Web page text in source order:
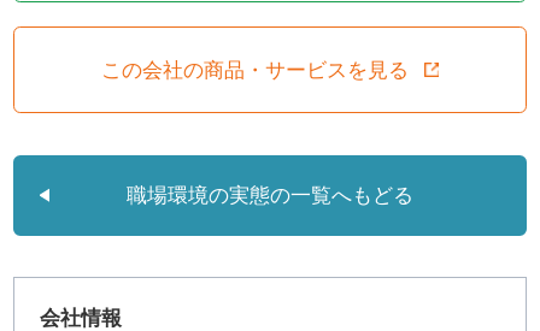
この会社の商品・サービスを見る
職場環境の実態の一覧へもどる
会社情報